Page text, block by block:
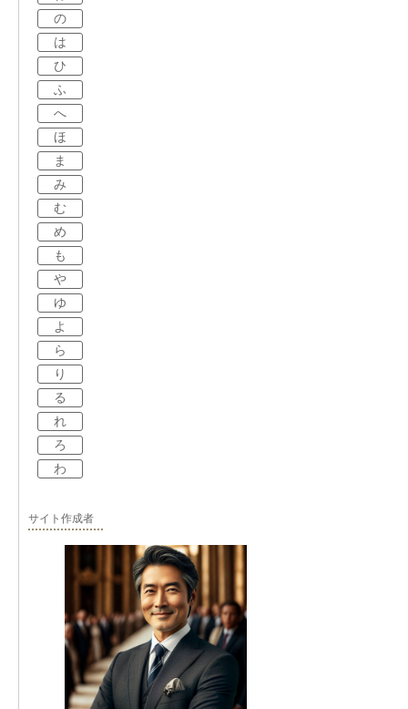
の
は
ひ
ふ
へ
ほ
ま
み
む
め
も
や
ゆ
よ
ら
り
る
れ
ろ
わ
サイト作成者